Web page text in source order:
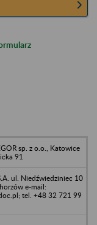
sp. z o.o., Katowice
91
ul. Niedźwiedziniec 10
e-mail:
tel. +48 32 721 99